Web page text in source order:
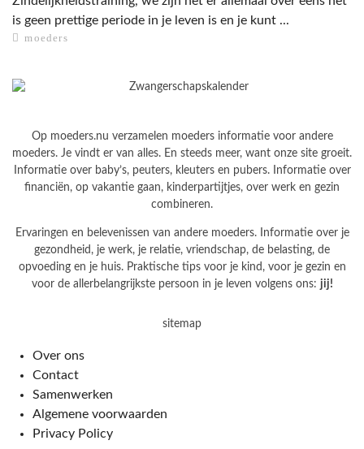
is geen prettige periode in je leven is en je kunt ...
moeders
Op moeders.nu verzamelen moeders informatie voor andere
moeders. Je vindt er van alles. En steeds meer, want onze site groeit.
Informatie over baby’s, peuters, kleuters en pubers. Informatie over
financiën, op vakantie gaan, kinderpartijtjes, over werk en gezin
combineren.
Ervaringen en belevenissen van andere moeders. Informatie over je
gezondheid, je werk, je relatie, vriendschap, de belasting, de
opvoeding en je huis. Praktische tips voor je kind, voor je gezin en
voor de allerbelangrijkste persoon in je leven volgens ons: jij!
sitemap
Over ons
Contact
Samenwerken
Algemene voorwaarden
Privacy Policy